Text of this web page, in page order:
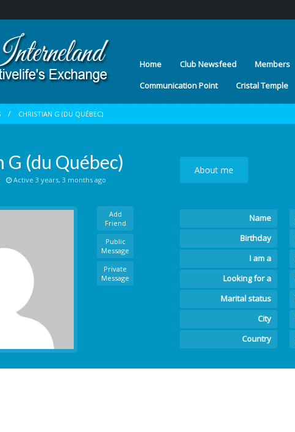
Home Club Newsfeed Members
Communication Point
Cristal Temple
CHRISTIAN G (DU QUÉBEC)
G (du Québec)
Active 3 years, 3 months ago
Add
Friend
Public
Message
Private
Message
About me
Name
Birthday
I am a
Looking for a
Marital status
City
Country